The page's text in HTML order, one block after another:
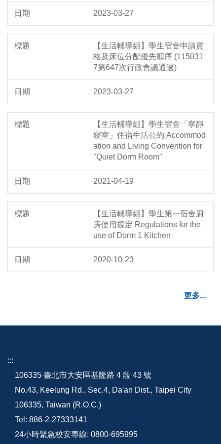
2023-03-27
【生活輔導組】學生宿舍申請資
格及床位分配優先順序 (115031
7第647次行政會議通過)
2023-03-27
【生活輔導組】學生宿舍「寧靜
寢室」住宿生活公約 Accommod
ation and Living Convention for
"Quiet Dorm Room"
2021-04-19
【生活輔導組】學生第一宿舍廚
房使用規定 Regulations for the
use of Dorm 1 Kitchen
2020-10-23
更多...
:::
106335 臺北市大安區基隆路 4 段 43 號
No.43, Keelung Rd., Sec.4, Da'an Dist., Taipei City
106335, Taiwan (R.O.C.)
Tel: 886-2-27333141
24小時緊急校安專線: 0800-695995